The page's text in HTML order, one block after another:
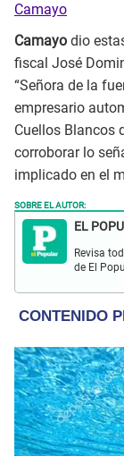
Camayo
Camayo dio
fiscal José
“Señora de la
empresario
Cuellos Blancos
corroborar lo
implicado en el
SOBRE EL AUTOR:
EL
Revisa
de El